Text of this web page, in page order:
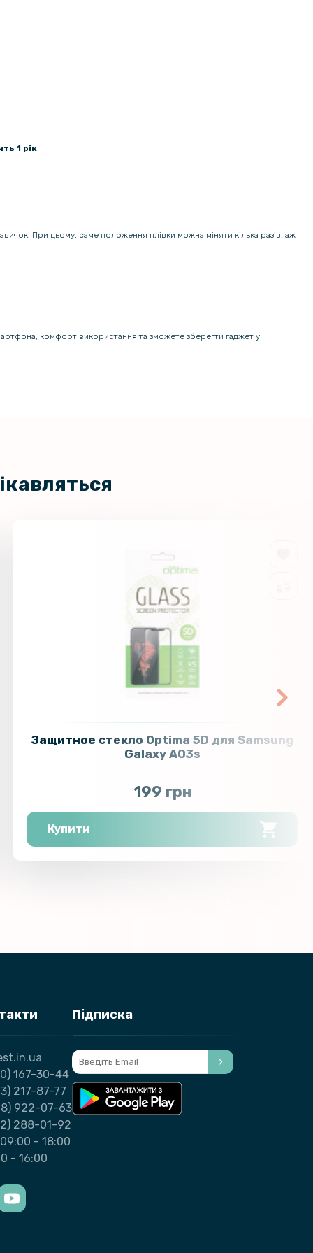
1 рік.
При цьому, саме положення плівки можна міняти кілька разів, аж
комфорт використання та зможете зберегти гаджет у
Защитное стекло Optima 5D для Samsung
Galaxy A03s
199 грн
Купити
167-30-44
217-87-77
922-07-63
288-01-92
- 18:00
- 16:00
Підписка